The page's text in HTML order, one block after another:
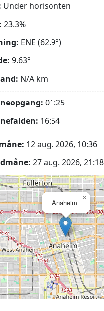
Under horisonten
23.3%
ENE (62.9°)
9.63°
N/A km
01:25
16:54
12 aug. 2026, 10:36
27 aug. 2026, 21:18
Anaheim
×